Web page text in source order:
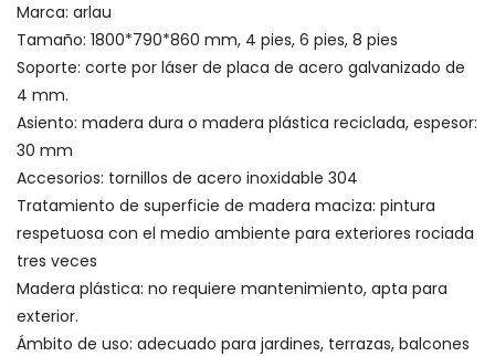
Marca: arlau
Tamaño: 1800*790*860 mm, 4 pies, 6 pies, 8 pies
Soporte: corte por láser de placa de acero galvanizado de
4 mm.
Asiento: madera dura o madera plástica reciclada, espesor:
30 mm
Accesorios: tornillos de acero inoxidable 304
Tratamiento de superficie de madera maciza: pintura
respetuosa con el medio ambiente para exteriores rociada
tres veces
Madera plástica: no requiere mantenimiento, apta para
exterior.
Ámbito de uso: adecuado para jardines, terrazas, balcones